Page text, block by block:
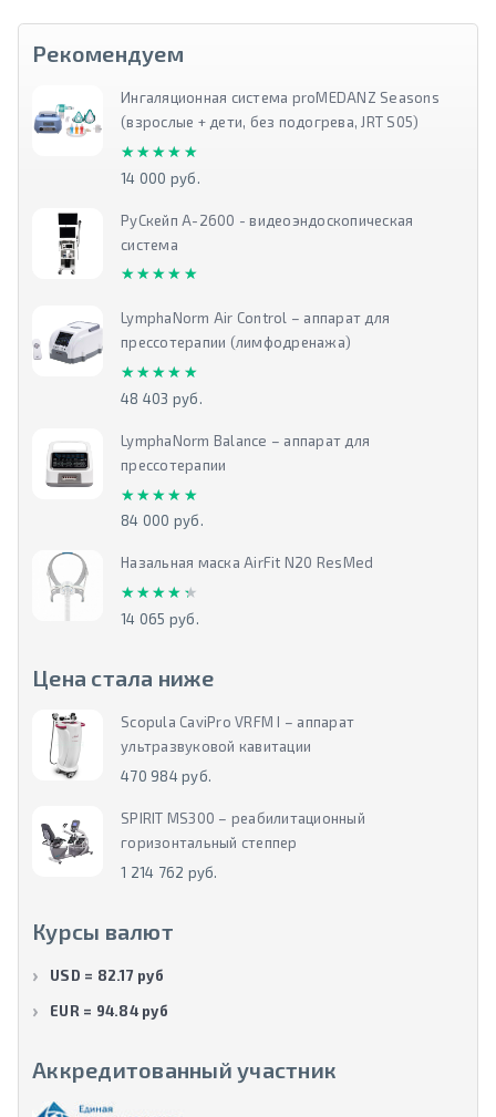
Рекомендуем
Ингаляционная система proMEDANZ Seasons
(взрослые + дети, без подогрева, JRT S05)
★★★★★
★★★★★
14 000 руб.
РуСкейп А-2600 - видеоэндоскопическая
система
★★★★★
★★★★★
LymphaNorm Air Control – аппарат для
прессотерапии (лимфодренажа)
★★★★★
★★★★★
48 403 руб.
LymphaNorm Balance – аппарат для
прессотерапии
★★★★★
★★★★★
84 000 руб.
Назальная маска AirFit N20 ResMed
★★★★★
★★★★★
14 065 руб.
Цена стала ниже
Scopula CaviPro VRFM I – аппарат
ультразвуковой кавитации
470 984 руб.
SPIRIT MS300 – реабилитационный
горизонтальный степпер
1 214 762 руб.
Курсы валют
USD = 82.17 руб
EUR = 94.84 руб
Аккредитованный участник